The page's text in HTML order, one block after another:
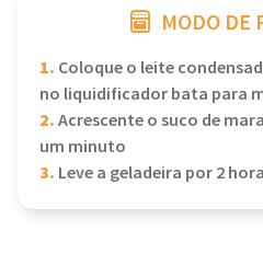
MODO DE
1. Coloque o leite
no liquidificador bata para
2.Acrescente o suco de
um minuto
3. Leve a geladeira por 2